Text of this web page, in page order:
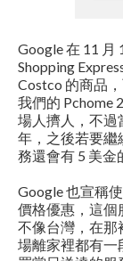
Google 在 11 月
Shopping
Costco 的商品
我們的 Pchome
場人擠人，不過
年，之後若要繼
務還會有 5 美金
Google 也宣稱
價格優惠，這個
不像台灣，在那
場離家裡都有一